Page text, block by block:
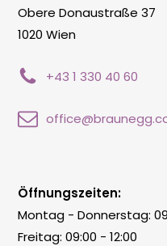
Obere Donaustraße 37
1020 Wien
+43 1 330 40 60
Öffnungszeiten:
Montag - Donnerstag:
Freitag: 09:00 - 12:00